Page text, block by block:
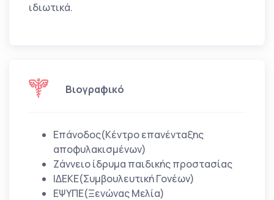
ιδιωτικά.
Βιογραφικό
Επάνοδος(Κέντρο επανένταξης
αποφυλακισμένων)
Ζάννειο ίδρυμα παιδικής προστασίας
ΙΔΕΚΕ(Συμβουλευτική Γονέων)
ΕΨΥΠΕ(Ξενώνας Μελία)